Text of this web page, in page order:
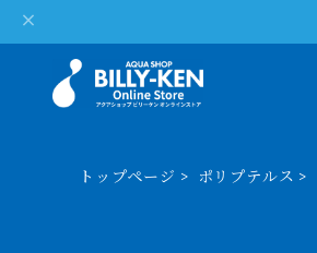
トップページ ポリプテルス